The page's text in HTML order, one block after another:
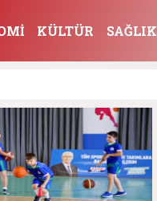
KÜLTÜR SAĞLIK